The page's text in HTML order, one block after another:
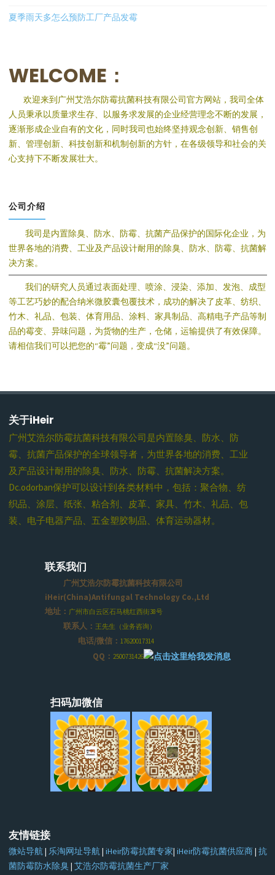
夏季雨天多怎么预防工厂产品发霉
WELCOME：
欢迎来到广州艾浩尔防霉抗菌科技有限公司官方网站，我司全体
人员秉承以质量求生存、以服务求发展的企业经营理念不断的发展，
逐渐形成企业自有的文化，同时我司也始终坚持观念创新、销售创
新、管理创新、科技创新和机制创新的方针，在各级领导和社会的关
心支持下不断发展壮大。
公司介绍
我司是内置除臭、防水、防霉、抗菌产品保护的国际化企业，为
世界各地的消费、工业及产品设计耐用的除臭、防水、防霉、抗菌解
决方案。
我们的研究人员通过表面处理、喷涂、浸染、添加、发泡、成型
等工艺巧妙的配合纳米微胶囊包覆技术，成功的解决了皮革、纺织、
竹木、礼品、包装、体育用品、涂料、家具制品、高精电子产品等制
品的霉变、异味问题，为货物的生产，仓储，运输提供了有效保障。
请相信我们可以把您的“霉”问题，变成“没”问题。
关于iHeir
广州艾浩尔防霉抗菌科技有限公司是内置除臭、防水、防
霉、抗菌产品保护的全球领导者，为世界各地的消费、工业
及产品设计耐用的除臭、防水、防霉、抗菌解决方案。
Dc.odorban保护可以设计到各类材料中，包括：聚合物、纺
织品、涂层、纸张、粘合剂、皮革、家具、竹木、礼品、包
装、电子电器产品、五金塑胶制品、体育运动器材。
联系我们
广州艾浩尔防霉抗菌科技有限公司
iHeir(China)Antifungal Technology Co.,Ltd
地址： 广州市白云区石马桃红西街38号
联系人： 王先生（业务咨询）
电话/微信： 17620017314
QQ： 2500731426
扫码加微信
友情链接
微站导航| 乐淘网址导航| iHeir防霉抗菌专家| iHeir防霉抗菌供应商| 抗
菌防霉防水除臭| 艾浩尔防霉抗菌生产厂家